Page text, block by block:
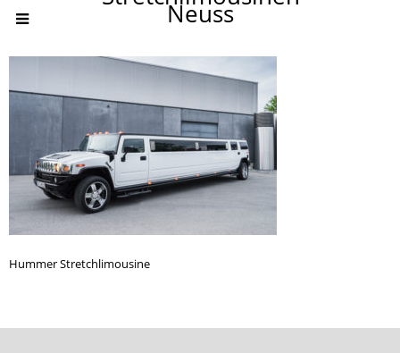
Neuss
Hummer Stretchlimousine